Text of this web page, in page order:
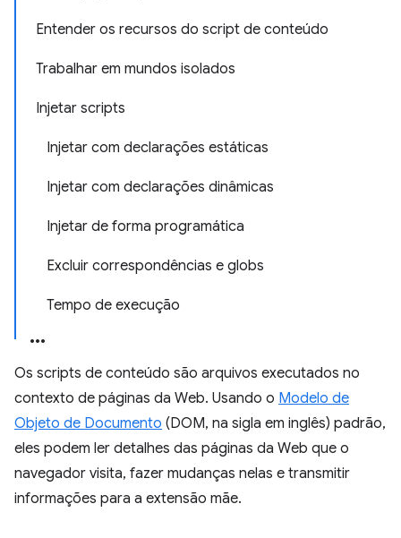
Entender os recursos do script de conteúdo
Trabalhar em mundos isolados
Injetar scripts
Injetar com declarações estáticas
Injetar com declarações dinâmicas
Injetar de forma programática
Excluir correspondências e globs
Tempo de execução
Os scripts de conteúdo são arquivos executados no
contexto de páginas da Web. Usando o Modelo de
Objeto de Documento (DOM, na sigla em inglês) padrão,
eles podem ler detalhes das páginas da Web que o
navegador visita, fazer mudanças nelas e transmitir
informações para a extensão mãe.